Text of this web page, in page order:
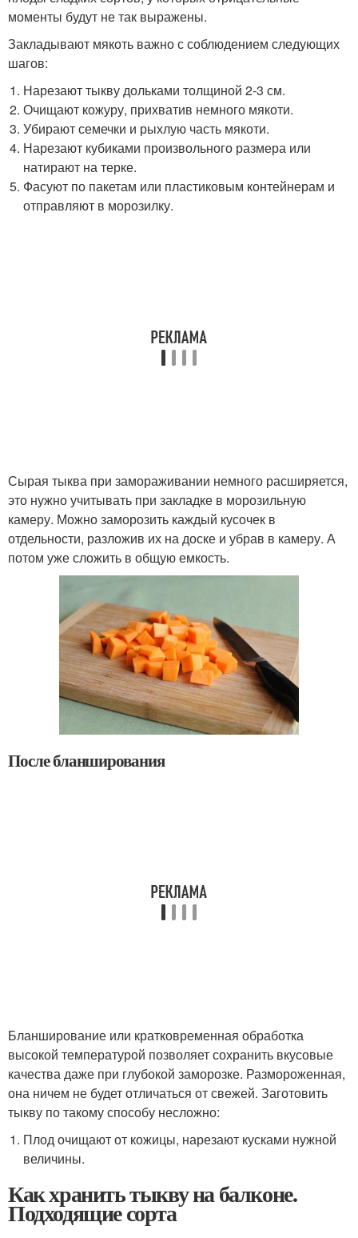
моменты будут не так выражены.
Закладывают мякоть важно с соблюдением следующих
шагов:
Нарезают тыкву дольками толщиной 2-3 см.
Очищают кожуру, прихватив немного мякоти.
Убирают семечки и рыхлую часть мякоти.
Нарезают кубиками произвольного размера или
натирают на терке.
Фасуют по пакетам или пластиковым контейнерам и
отправляют в морозилку.
Сырая тыква при замораживании немного расширяется,
это нужно учитывать при закладке в морозильную
камеру. Можно заморозить каждый кусочек в
отдельности, разложив их на доске и убрав в камеру. А
потом уже сложить в общую емкость.
После бланширования
Бланширование или кратковременная обработка
высокой температурой позволяет сохранить вкусовые
качества даже при глубокой заморозке. Размороженная,
она ничем не будет отличаться от свежей. Заготовить
тыкву по такому способу несложно:
Плод очищают от кожицы, нарезают кусками нужной
величины.
Как хранить тыкву на балконе.
Подходящие сорта